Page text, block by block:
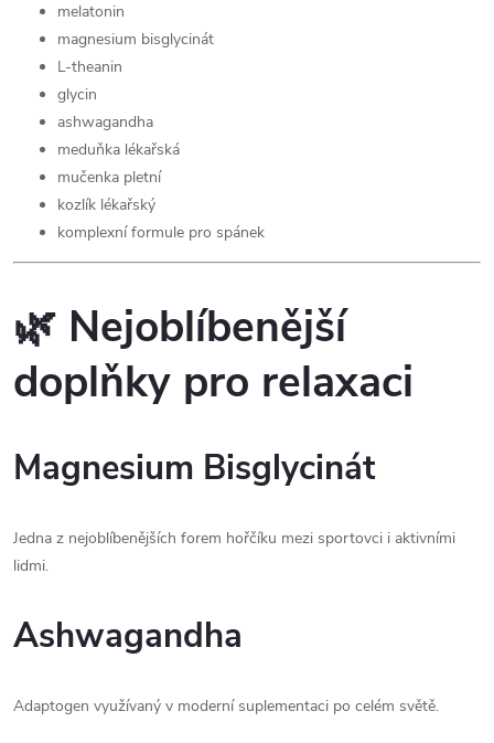
melatonin
magnesium bisglycinát
L-theanin
glycin
ashwagandha
meduňka lékařská
mučenka pletní
kozlík lékařský
komplexní formule pro spánek
🌿 Nejoblíbenější
doplňky pro relaxaci
Magnesium Bisglycinát
Jedna z nejoblíbenějších forem hořčíku mezi sportovci i aktivními
lidmi.
Ashwagandha
Adaptogen využívaný v moderní suplementaci po celém světě.